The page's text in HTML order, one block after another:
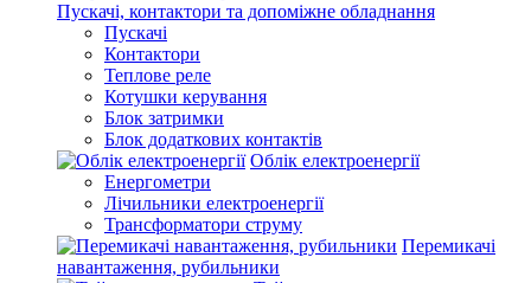
Пускачі, контактори та допоміжне обладнання
Пускачі
Контактори
Теплове реле
Котушки керування
Блок затримки
Блок додаткових контактів
Облік електроенергії
Енергометри
Лічильники електроенергії
Трансформатори струму
Перемикачі
навантаження, рубильники